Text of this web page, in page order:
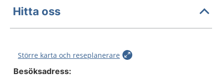
Hitta oss
Större karta och reseplanerare
Besöksadress: